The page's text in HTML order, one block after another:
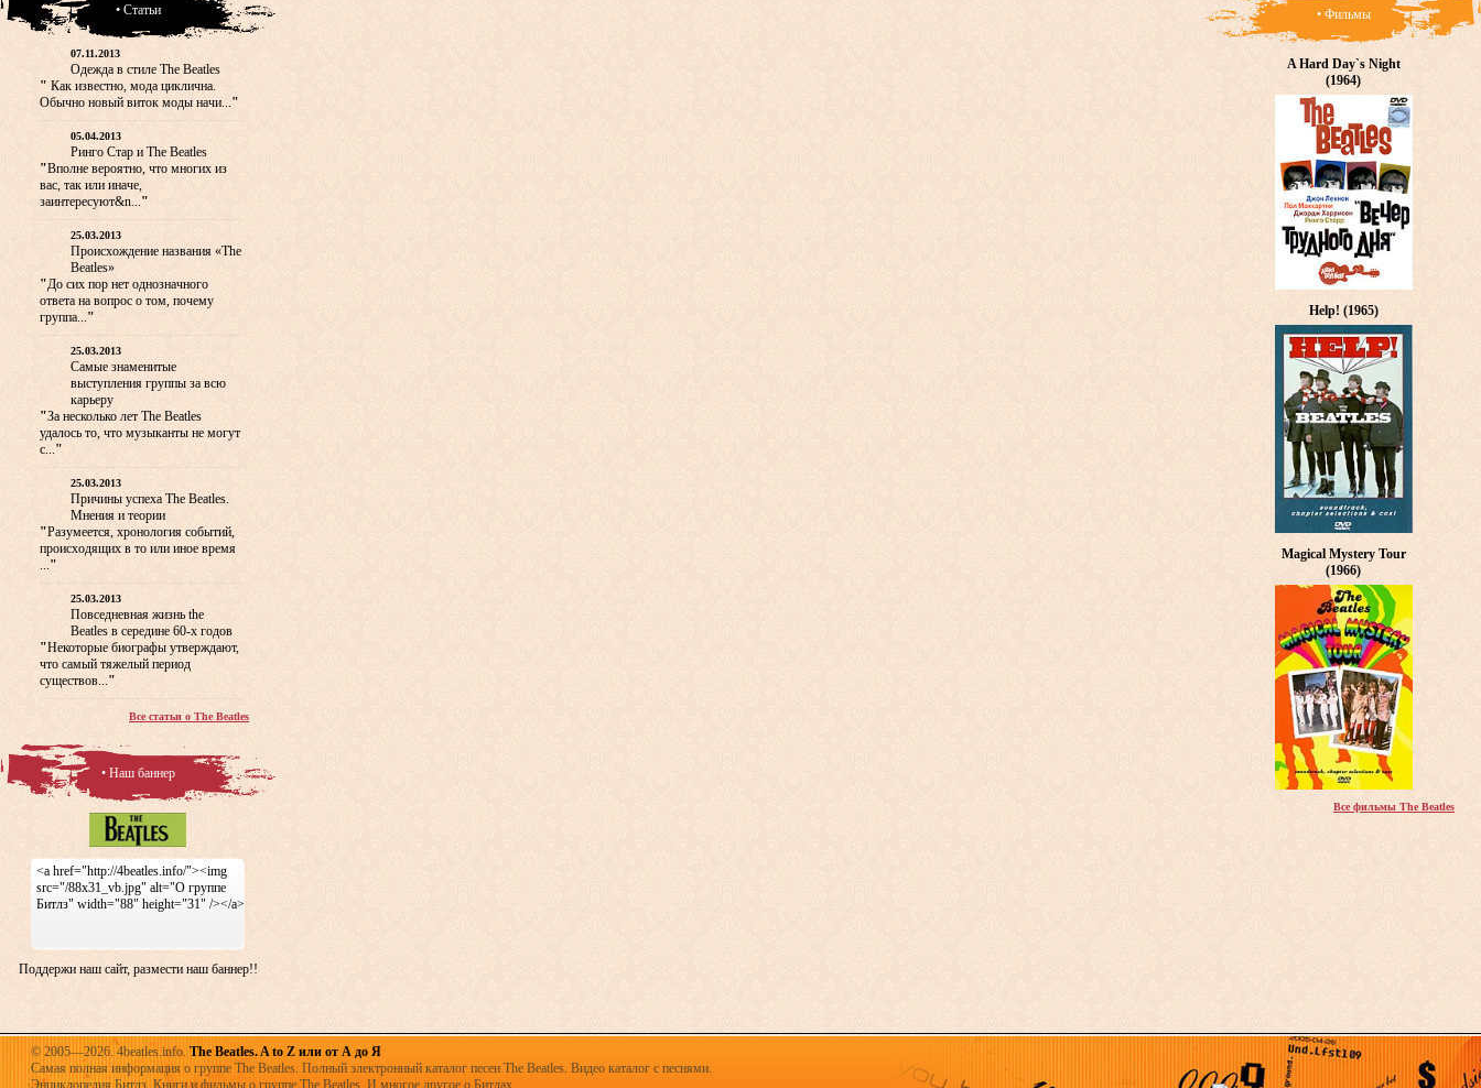
• Статьи
07.11.2013
Одежда в стиле The Beatles
" Как известно, мода циклична.
Обычно новый виток моды начи..."
05.04.2013
Ринго Стар и The Beatles
"Вполне вероятно, что многих из
вас, так или иначе,
заинтересуют&n..."
25.03.2013
Происхождение названия «The
Beatles»
"До сих пор нет однозначного
ответа на вопрос о том, почему
группа..."
25.03.2013
Самые знаменитые
выступления группы за всю
карьеру
"За несколько лет The Beatles
удалось то, что музыканты не могут
с..."
25.03.2013
Причины успеха The Beatles.
Мнения и теории
"Разумеется, хронология событий,
происходящих в то или иное время
..."
25.03.2013
Повседневная жизнь the
Beatles в середине 60-х годов
"Некоторые биографы утверждают,
что самый тяжелый период
существов..."
Все статьи о The Beatles
• Наш баннер
<a href="http://4beatles.info/"><img
src="/88x31_vb.jpg" alt="О группе
Битлз" width="88" height="31" /></a>
Поддержи наш сайт, размести наш баннер!!
• Фильмы
A Hard Day`s Night
(1964)
Help! (1965)
Magical Mystery Tour
(1966)
Все фильмы The Beatles
© 2005—2026. 4beatles.info. The Beatles. A to Z или от А до Я
Самая полная информация о группе The Beatles. Полный электронный каталог песен The Beatles. Видео каталог с песнями.
Энциклопедия Битлз. Книги и фильмы о группе The Beatles. И многое другое о Битлах.......